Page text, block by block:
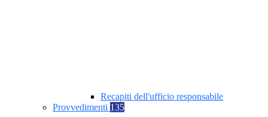
Recapiti dell'ufficio responsabile
Provvedimenti 135